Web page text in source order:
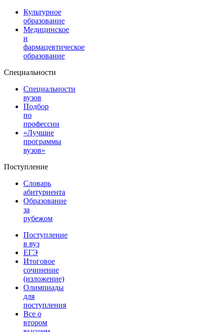
Культурное
образование
Медицинское
и
фармацевтическое
образование
Специальности
Специальности
вузов
Подбор
по
профессии
«Лучшие
программы
вузов»
Поступление
Словарь
абитуриента
Образование
за
рубежом
Поступление
в вуз
ЕГЭ
Итоговое
сочинение
(изложение)
Олимпиады
для
поступления
Все о
втором